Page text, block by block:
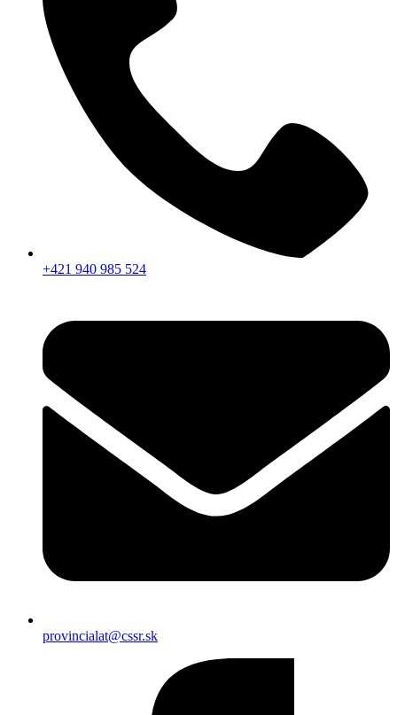
+421 940 985 524
provincialat@cssr.sk